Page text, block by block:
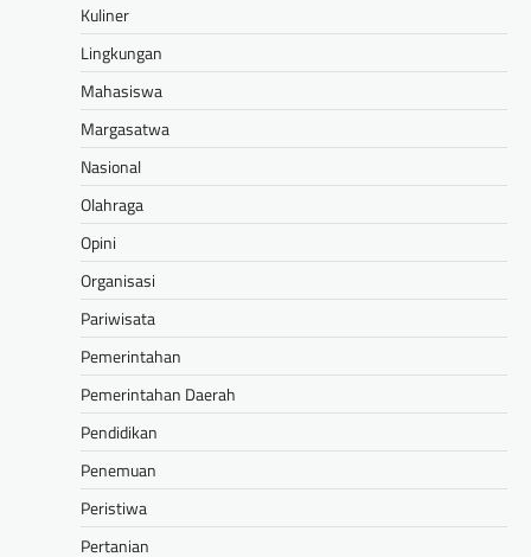
Kuliner
Lingkungan
Mahasiswa
Margasatwa
Nasional
Olahraga
Opini
Organisasi
Pariwisata
Pemerintahan
Pemerintahan Daerah
Pendidikan
Penemuan
Peristiwa
Pertanian